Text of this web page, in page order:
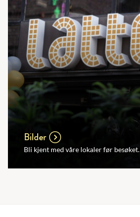
Bilder
Bli kjent med våre lokaler før besøket.